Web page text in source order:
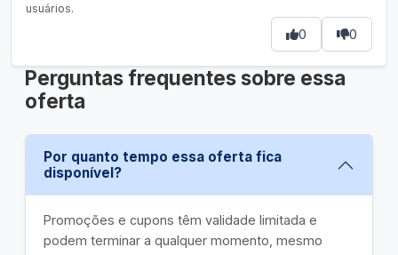
usuários.
0 0
Perguntas frequentes sobre essa
oferta
Por quanto tempo essa oferta fica
disponível?
Promoções e cupons têm validade limitada e
podem terminar a qualquer momento, mesmo